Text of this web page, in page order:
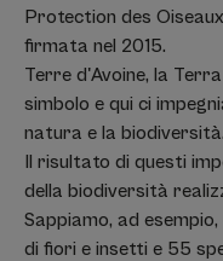
Protection des
firmata nel 2015.
Terre d'Avoine, la
simbolo e qui ci
natura e la biodiversità.
Il risultato di questi
della biodiversità
Sappiamo, ad esempio,
di fiori e insetti e 55